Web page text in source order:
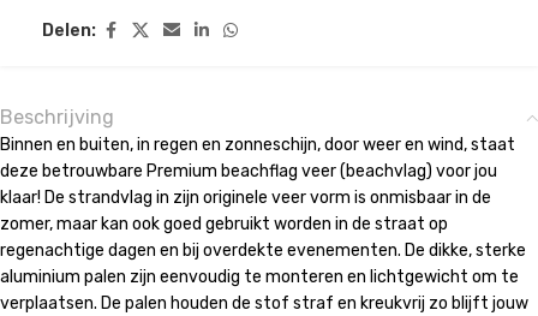
Delen:
Beschrijving
Binnen en buiten, in regen en zonneschijn, door weer en wind, staat
deze betrouwbare Premium beachflag veer (beachvlag) voor jou
klaar! De strandvlag in zijn originele veer vorm is onmisbaar in de
zomer, maar kan ook goed gebruikt worden in de straat op
regenachtige dagen en bij overdekte evenementen. De dikke, sterke
aluminium palen zijn eenvoudig te monteren en lichtgewicht om te
verplaatsen. De palen houden de stof straf en kreukvrij zo blijft jouw